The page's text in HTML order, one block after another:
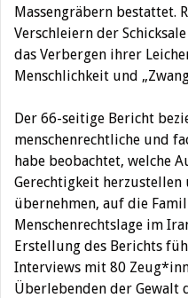
Massengräbern bestattet.
Verschleiern der
das Verbergen ihrer
Menschlichkeit und
Der 66-seitige Bericht
menschenrechtliche und
habe beobachtet, welche
Gerechtigkeit
übernehmen, auf die
Menschenrechtslage im
Erstellung des Berichts
Interviews mit 80
Überlebenden der Gewalt